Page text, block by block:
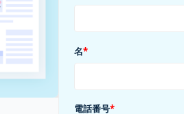
名*
電話番号*